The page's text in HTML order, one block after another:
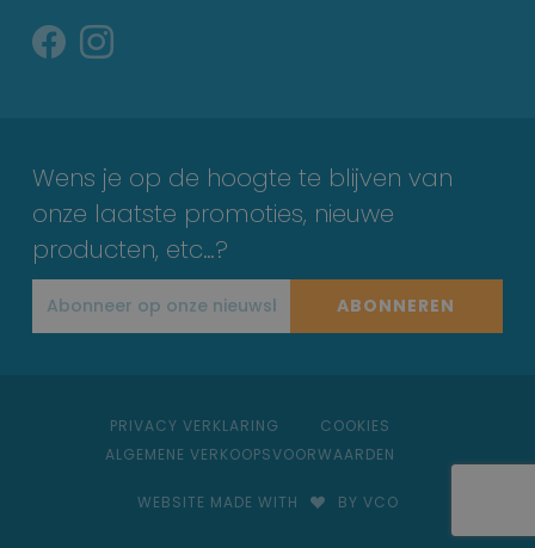
Wens je op de hoogte te blijven van
onze laatste promoties, nieuwe
producten, etc…?
ABONNEREN
PRIVACY VERKLARING
COOKIES
ALGEMENE VERKOOPSVOORWAARDEN
WEBSITE MADE WITH BY VCO